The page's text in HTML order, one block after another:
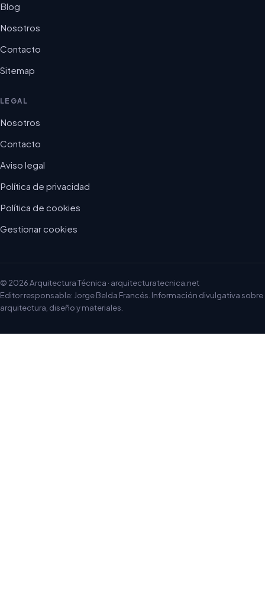
Blog
Nosotros
Contacto
Sitemap
LEGAL
Nosotros
Contacto
Aviso legal
Política de privacidad
Política de cookies
Gestionar cookies
© 2026 Arquitectura Técnica · arquitecturatecnica.net
Editor responsable: Jorge Belda Francés. Información divulgativa sobre
arquitectura, diseño y materiales.